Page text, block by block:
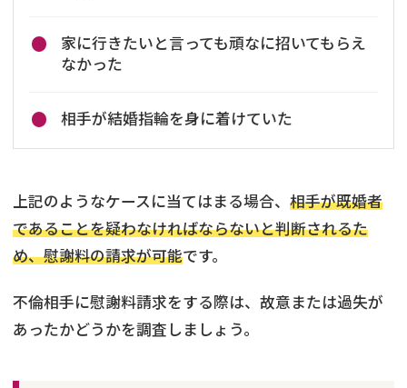
家に行きたいと言っても頑なに招いてもらえ
なかった
相手が結婚指輪を身に着けていた
上記のようなケースに当てはまる場合、 相手が既婚者
であることを疑わなければならないと判断されるた
め、慰謝料の請求が可能です。
不倫相手に慰謝料請求をする際は、故意または過失が
あったかどうかを調査しましょう。